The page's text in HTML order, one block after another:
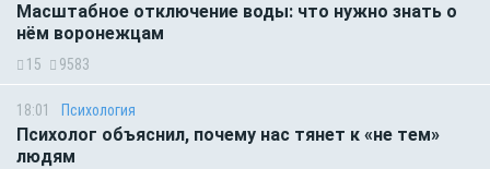
Масштабное отключение воды: что нужно знать о
нём воронежцам
15 9583
18:01 Психология
Психолог объяснил, почему нас тянет к «не тем»
людям